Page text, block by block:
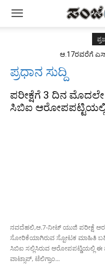
ಆ.17ರವರೆಗೆ
ಪ್ರಧಾನ ಸುದ್ದಿ
ಪರೀಕ್ಷೆಗೆ 3 ದಿನ
ಸಿಬಿಐ
ನವದೆಹಲಿ,ಆ.7-ನೀಟ್ ಯುಜಿ ಪರೀಕ್ಷೆ
ಸೋರಿಕೆಯಾಗಿರುವ ಸ್ಪೋಟಕ ಮಾಹಿತಿ
ಸಿಬಿಐ ಸಲ್ಲಿಸಿರುವ ಆರೋಪಪಟ್ಡಿಯಲ್ಲಿ ಈ
ವಾಟ್ಸಾಪ್, ಟೆಲಿಗ್ರಾಂ...